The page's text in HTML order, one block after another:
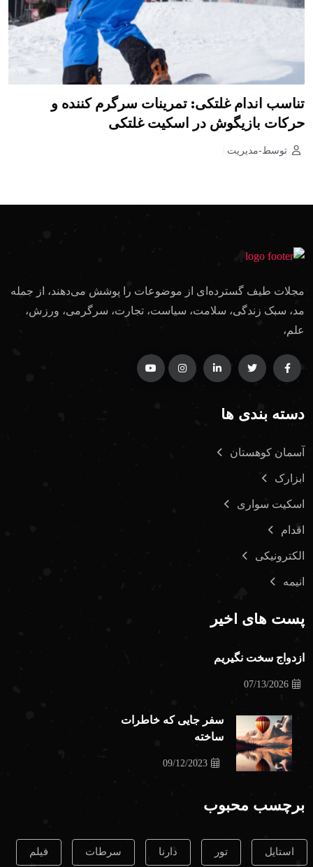
تناسب اندام غلتکی: تمرینات سرگرم کننده و
حرکات بازیگوش در اسکیت غلتکی
توسط-مدیریت
مجلات طیف گسترده‌ای از موضوعات را پوشش می‌دهند، از جمله
مد، سبک زندگی، سلامت، سیاست، تجارت، سرگرمی، ورزش،
علم،
دسته بندی ها
آسمان کوهستان
ابزارک
اسکیت سواری
اقدام
الکترونیکی
انیمه
پست های اخیر
ازدواج سخت نگیریم
07/13/2026
سفر جایی که خاطرات
ساخته
09/12/2023
برچسب محبوب
استایل تور دارنا سرطات فیلم